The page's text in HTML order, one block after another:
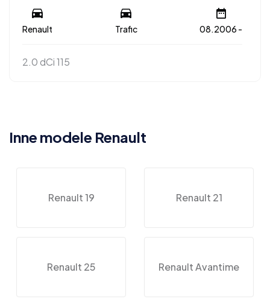
Renault Trafic 08.2006 -
2.0 dCi 115
Inne modele Renault
Renault 19 Renault 21
Renault 25 Renault Avantime